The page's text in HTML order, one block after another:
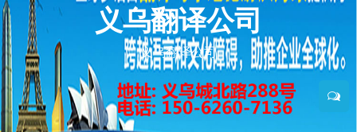
义乌翻译公司
义乌翻译公司